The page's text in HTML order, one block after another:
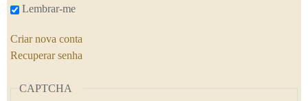
Lembrar-me
Criar nova conta
Recuperar senha
CAPTCHA